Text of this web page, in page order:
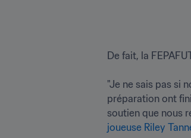
De fait, la
"Je ne sais pas si
préparation ont
soutien que nous
joueuse Riley